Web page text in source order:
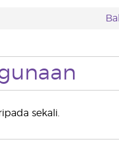
sekali.